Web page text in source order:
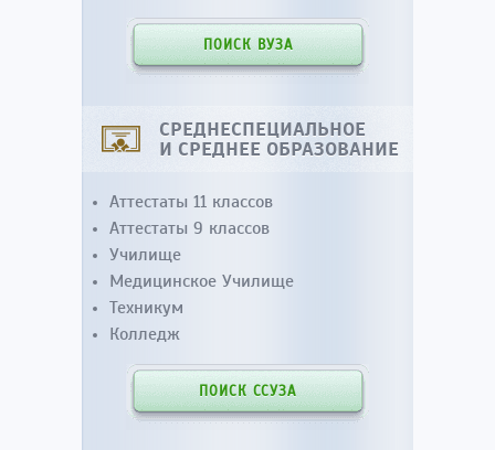
ПОИСК ВУЗА
СРЕДНЕСПЕЦИАЛЬНОЕ
И СРЕДНЕЕ ОБРАЗОВАНИЕ
Аттестаты 11 классов
Аттестаты 9 классов
Училище
Медицинское Училище
Техникум
Колледж
ПОИСК ССУЗА